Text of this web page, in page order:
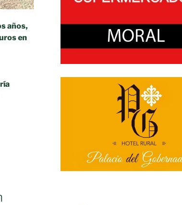
años,
en